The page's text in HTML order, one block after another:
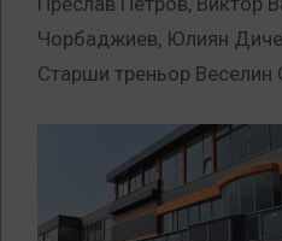
Чорбаджиев, Юлиян
Старши треньор Веселин